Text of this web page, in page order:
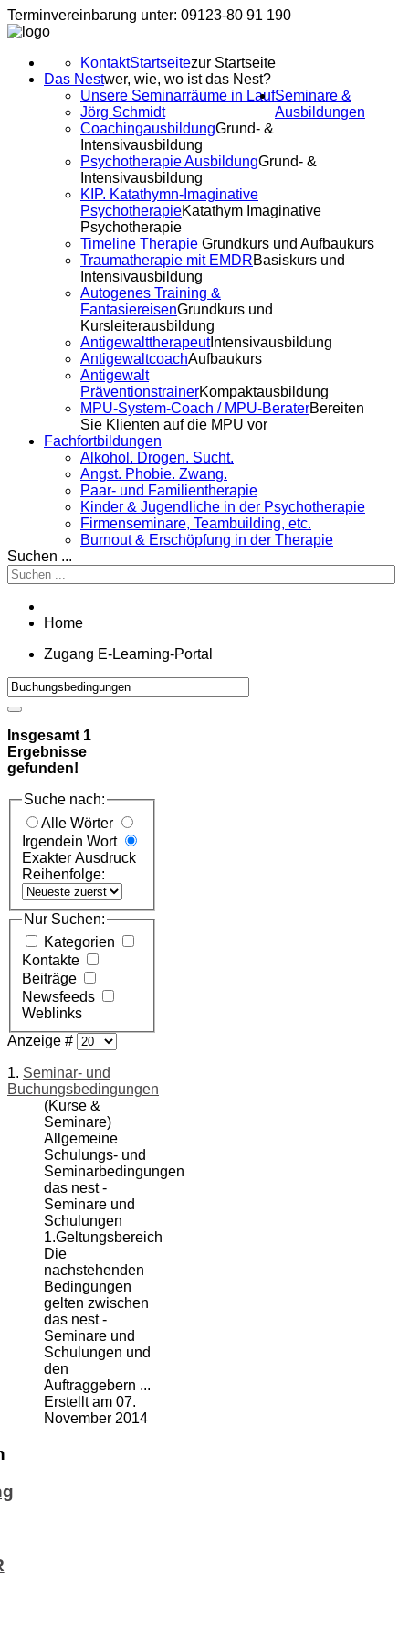
Terminvereinbarung unter: 09123-80 91 190
Startseitezur Startseite
Kontakt
Das Nestwer, wie, wo ist das Nest?
Unsere Seminarräume in Lauf
Jörg Schmidt
Seminare &
Ausbildungen
CoachingausbildungGrund- &
Intensivausbildung
Psychotherapie AusbildungGrund- &
Intensivausbildung
KIP. Katathymn-Imaginative
PsychotherapieKatathym Imaginative
Psychotherapie
Timeline Therapie Grundkurs und Aufbaukurs
Traumatherapie mit EMDRBasiskurs und
Intensivausbildung
Autogenes Training &
FantasiereisenGrundkurs und
Kursleiterausbildung
AntigewalttherapeutIntensivausbildung
AntigewaltcoachAufbaukurs
Antigewalt
PräventionstrainerKompaktausbildung
MPU-System-Coach / MPU-BeraterBereiten
Sie Klienten auf die MPU vor
Fachfortbildungen
Alkohol. Drogen. Sucht.
Angst. Phobie. Zwang.
Paar- und Familientherapie
Kinder & Jugendliche in der Psychotherapie
Firmenseminare, Teambuilding, etc.
Burnout & Erschöpfung in der Therapie
Suchen ...
Home
Zugang E-Learning-Portal
Insgesamt 1
Ergebnisse
gefunden!
Suche nach:
Alle Wörter
Irgendein Wort
Exakter Ausdruck
Reihenfolge:
Nur Suchen:
Kategorien
Kontakte
Beiträge
Newsfeeds
Weblinks
Anzeige #
1. Seminar- und
Buchungsbedingungen
(Kurse &
Seminare)
Allgemeine
Schulungs- und
Seminarbedingungen
das nest -
Seminare und
Schulungen
1.Geltungsbereich
Die
nachstehenden
Bedingungen
gelten zwischen
das nest -
Seminare und
Schulungen und
den
Auftraggebern ...
Erstellt am 07.
November 2014